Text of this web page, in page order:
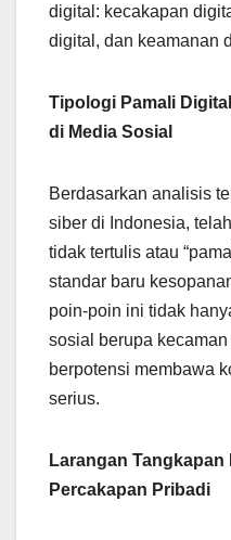
digital: kecakapan
digital, dan keamanan
Tipologi Pamali
di Media Sosial
Berdasarkan analisis
siber di Indonesia,
tidak tertulis atau
standar baru
poin-poin ini tidak
sosial berupa
berpotensi membawa
serius.
Larangan
Percakapan Pribadi